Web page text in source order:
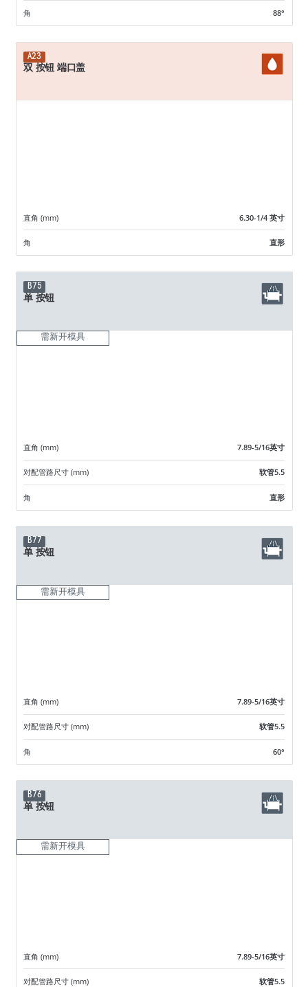
角 88°
A23
双 按钮 端口盖
直角 (mm) 6.30-1/4 英寸
角 直形
B75
单 按钮
需新开模具
直角 (mm) 7.89-5/16英寸
对配管路尺寸 (mm) 软管5.5
角 直形
B77
单 按钮
需新开模具
直角 (mm) 7.89-5/16英寸
对配管路尺寸 (mm) 软管5.5
角 60°
B76
单 按钮
需新开模具
直角 (mm) 7.89-5/16英寸
对配管路尺寸 (mm) 软管5.5